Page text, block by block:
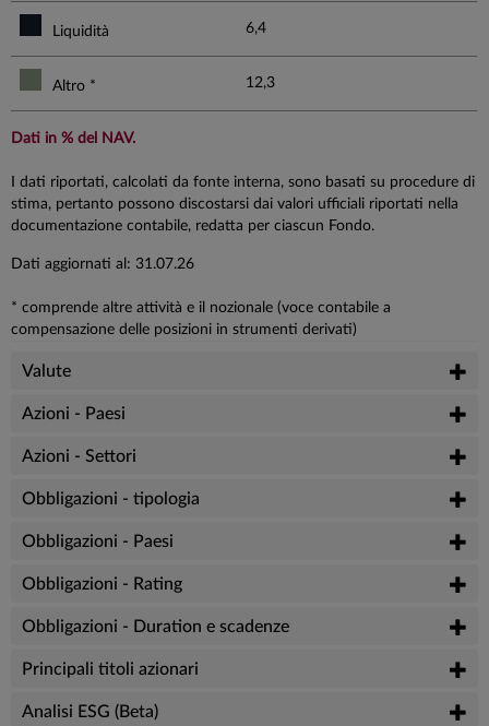
Liquidità 6,4
Altro * 12,3
Dati in % del NAV.
I dati riportati, calcolati da fonte interna, sono basati su procedure di
stima, pertanto possono discostarsi dai valori ufficiali riportati nella
documentazione contabile, redatta per ciascun Fondo.
Dati aggiornati al: 31.07.26
* comprende altre attività e il nozionale (voce contabile a
compensazione delle posizioni in strumenti derivati)
Valute
Azioni - Paesi
Azioni - Settori
Obbligazioni - tipologia
Obbligazioni - Paesi
Obbligazioni - Rating
Obbligazioni - Duration e scadenze
Principali titoli azionari
Analisi ESG (Beta)